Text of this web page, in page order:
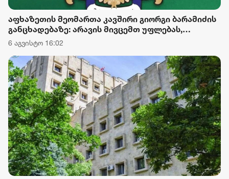
აფხაზეთის მეომართა კავშირი გიორგი ბარამიძის
განცხადებაზე: არავის მივცემთ უფლებას,
ქვეყნისთვის დამაზიანებელი განცხადებებით
ქართველი მებრძოლების ღირსება შეილახოს და
დაღუპულთა ხსოვნა პოლიტიკური მიზნებისთვის
იქნეს გამოყენებული
6 აგვისტო 16:02